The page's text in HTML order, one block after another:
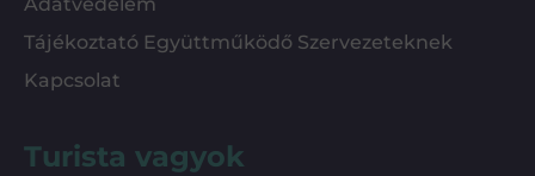
Tájékoztató Együttműködő Szervezeteknek
Kapcsolat
Turista vagyok